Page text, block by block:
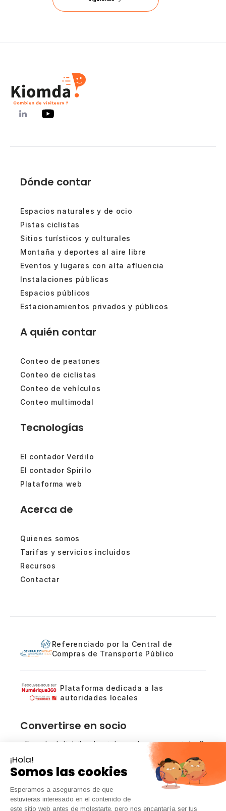
Dónde contar
Espacios naturales y de ocio
Pistas ciclistas
Sitios turísticos y culturales
Montaña y deportes al aire libre
Eventos y lugares con alta afluencia
Instalaciones públicas
Espacios públicos
Estacionamientos privados y públicos
A quién contar
Conteo de peatones
Conteo de ciclistas
Conteo de vehículos
Conteo multimodal
Tecnologías
El contador Verdilo
El contador Spirilo
Plataforma web
Acerca de
Quienes somos
Tarifas y servicios incluidos
Recursos
Contactar
Referenciado por la Central de
Compras de Transporte Público
Plataforma dedicada a las
autoridades locales
Convertirse en socio
¿Es usted distribuidor, integrador o prescriptor?
Analicemos las oportunidades de colaboración
en torno a nuestras soluciones de conteo.
Póngase en contacto con nosotros